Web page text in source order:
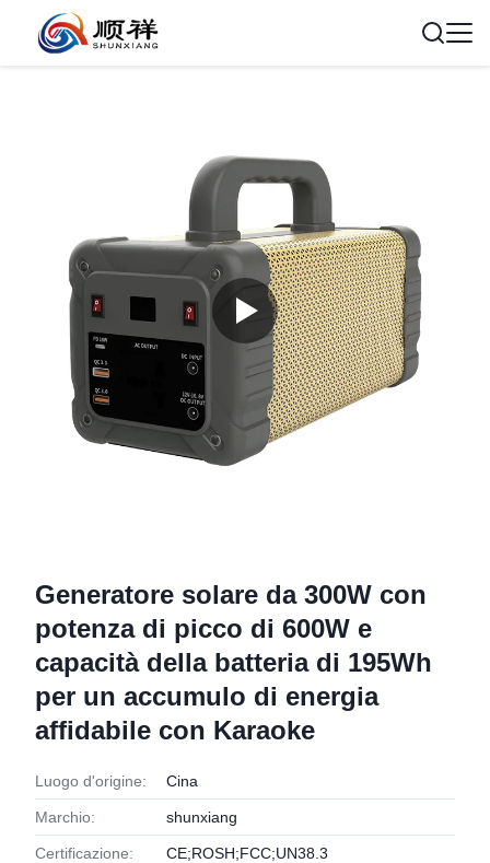
Generatore solare da 300W con
potenza di picco di 600W e
capacità della batteria di 195Wh
per un accumulo di energia
affidabile con Karaoke
Luogo d'origine: Cina
Marchio: shunxiang
Certificazione: CE;ROSH;FCC;UN38.3